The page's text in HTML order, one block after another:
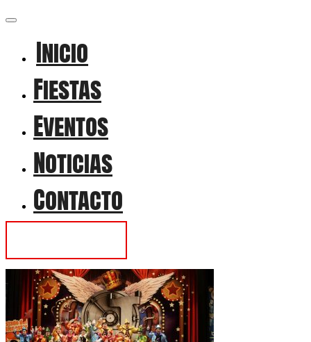
Inicio
Fiestas
Eventos
Noticias
Contacto